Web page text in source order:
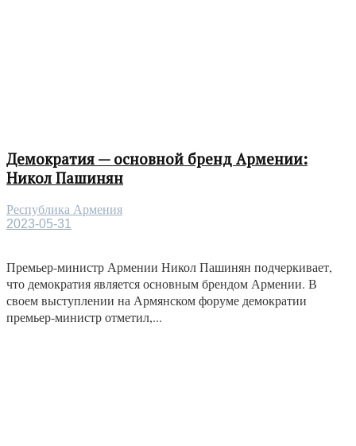
Демократия — основной бренд Армении:
Никол Пашинян
Республика Армения
2023-05-31
Премьер-министр Армении Никол Пашинян подчеркивает,
что демократия является основным брендом Армении. В
своем выступлении на Армянском форуме демократии
премьер-министр отметил,...